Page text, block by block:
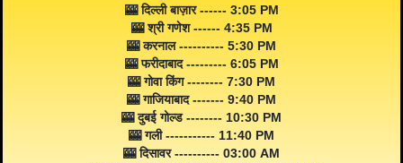
🎰 दिल्ली बाज़ार ------ 3:05 PM
🎰 श्री गणेश ------ 4:35 PM
🎰 करनाल ---------- 5:30 PM
🎰 फरीदाबाद --------- 6:05 PM
🎰 गोवा किंग -------- 7:30 PM
🎰 गाजियाबाद ------- 9:40 PM
🎰 दुबई गोल्ड -------- 10:30 PM
🎰 गली ----------- 11:40 PM
🎰 दिसावर ---------- 03:00 AM